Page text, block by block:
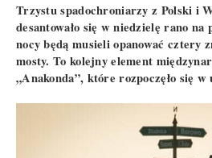
Trzystu spadochroniarzy z Polski i
desantowało się w niedzielę rano
nocy będą musieli opanować cztery
mosty. To kolejny element
„Anakonda”, które rozpoczęło się w